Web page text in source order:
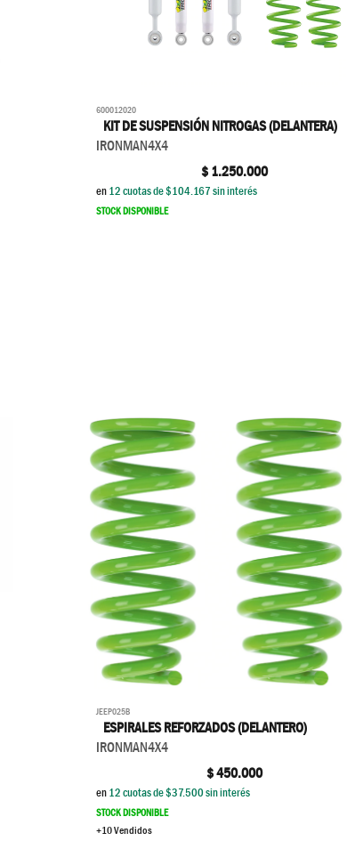
600012020
KIT DE SUSPENSIÓN NITROGAS (DELANTERA)
IRONMAN4X4
$1.250.000
en12cuotas de $104.167sin interés
STOCK DISPONIBLE
JEEP025B
ESPIRALES REFORZADOS (DELANTERO)
IRONMAN4X4
$450.000
en12cuotas de $37.500sin interés
STOCK DISPONIBLE
+10 Vendidos